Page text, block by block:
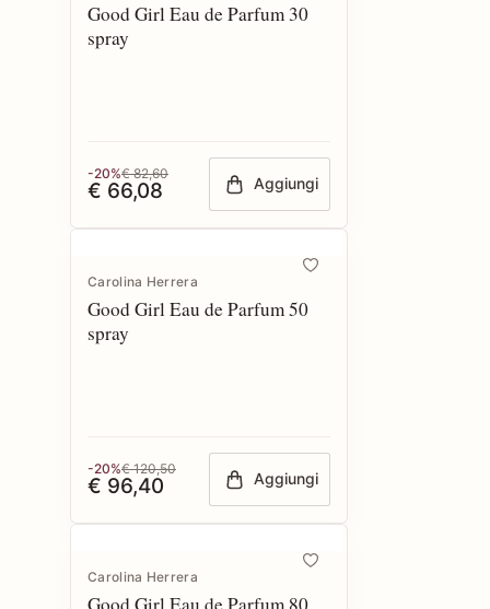
Good Girl Eau de Parfum 30
spray
-20%€ 82,60
€ 66,08 Aggiungi
Carolina Herrera
Good Girl Eau de Parfum 50
spray
-20%€ 120,50
€ 96,40 Aggiungi
Carolina Herrera